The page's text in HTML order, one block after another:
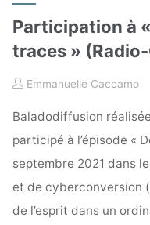
Participation à
traces »
Emmanuelle Caccamo
Baladodiffusion
participé à l’épisode «
septembre 2021 dans
et de cyberconversion
de l’esprit dans un